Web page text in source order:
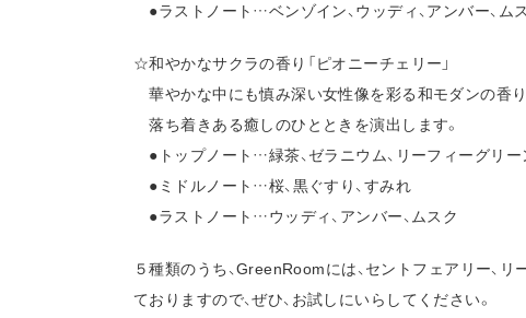
●ラストノート…ベンゾイン、ウッディ、アンバー、ム
☆和やかなサクラの香り「ピオニーチェリー」
華やかな中にも慎み深い女性像を彩る和モダンの香り
落ち着きある癒しのひとときを演出します。
●トップノート…緑茶、ゼラニウム、リーフィーグリー
●ミドルノート…桜、黒ぐすり、すみれ
●ラストノート…ウッディ、アンバー、ムスク
５種類のうち、GreenRoomには、セントフェアリー、
ておりますので、ぜひ、お試しにいらしてください。